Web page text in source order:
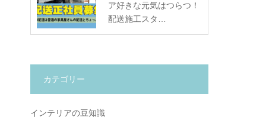
ア好きな元気はつらつ！
配送施工スタ…
カテゴリー
インテリアの豆知識